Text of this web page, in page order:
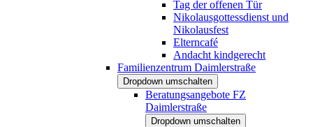
Tag der offenen Tür
Nikolausgottessdienst und
Nikolausfest
Elterncafé
Andacht kindgerecht
Familienzentrum Daimlerstraße
Dropdown umschalten
Beratungsangebote FZ
Daimlerstraße
Dropdown umschalten